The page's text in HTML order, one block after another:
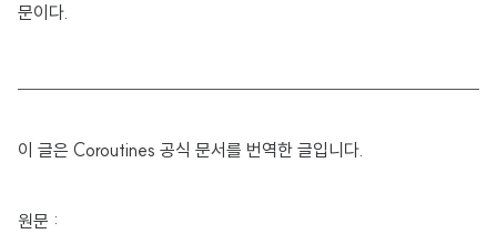
문이다.
이 글은 Coroutines 공식 문서를 번역한 글입니다.
원문 :